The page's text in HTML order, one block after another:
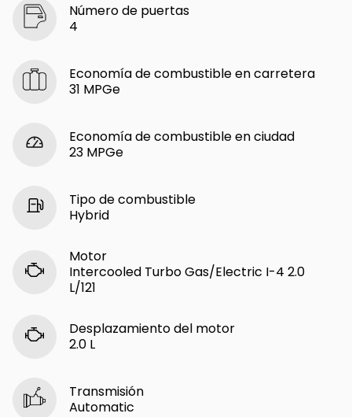
Número de puertas
4
Economía de combustible en carretera
31 MPGe
Economía de combustible en ciudad
23 MPGe
Tipo de combustible
Hybrid
Motor
Intercooled Turbo Gas/Electric I-4 2.0
L/121
Desplazamiento del motor
2.0 L
Transmisión
Automatic